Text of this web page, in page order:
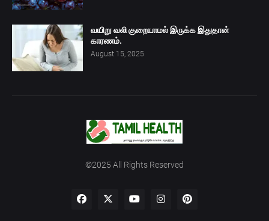
வயிறு வலி குறையாமல் இருக்க இதுதான்
காரணம்.
August 15, 2025
©2025 All Rights Reserved